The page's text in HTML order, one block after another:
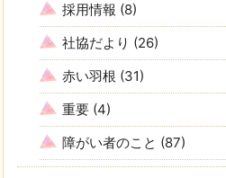
採用情報 (8)
社協だより (26)
赤い羽根 (31)
重要 (4)
障がい者のこと (87)